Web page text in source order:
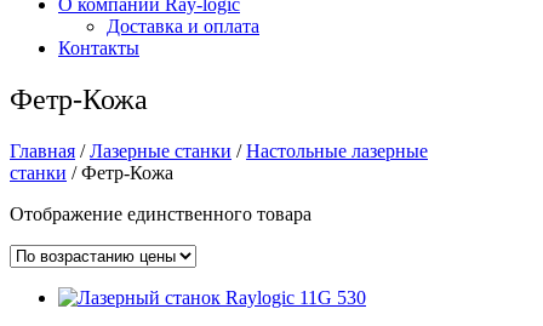
О компании Ray-logic
Доставка и оплата
Контакты
Фетр-Кожа
Главная /Лазерные станки /Настольные лазерные
станки / Фетр-Кожа
Отображение единственного товара